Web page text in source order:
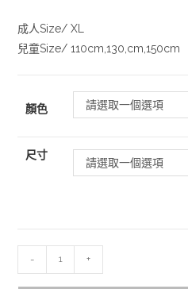
成人Size/ XL
兒童Size/ 110cm,130,cm,150cm
顏色 請選取一個選項
尺寸
請選取一個選項
- +